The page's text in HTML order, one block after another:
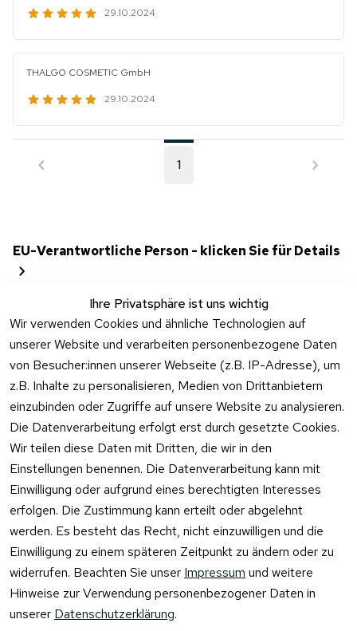
29.10.2024
THALGO COSMETIC GmbH
29.10.2024
1
EU-Verantwortliche Person - klicken Sie für Details
Ihre Privatsphäre ist uns wichtig
Wir verwenden Cookies und ähnliche Technologien auf
unserer Website und verarbeiten personenbezogene Daten
von Besucher:innen unserer Webseite (z.B. IP-Adresse), um
z.B. Inhalte zu personalisieren, Medien von Drittanbietern
einzubinden oder Zugriffe auf unsere Website zu analysieren.
Die Datenverarbeitung erfolgt erst durch gesetzte Cookies.
Wir teilen diese Daten mit Dritten, die wir in den
Einstellungen benennen. Die Datenverarbeitung kann mit
Einwilligung oder aufgrund eines berechtigten Interesses
erfolgen. Die Zustimmung kann erteilt oder abgelehnt
werden. Es besteht das Recht, nicht einzuwilligen und die
Einwilligung zu einem späteren Zeitpunkt zu ändern oder zu
widerrufen. Beachten Sie unser Impressum und weitere
Hinweise zur Verwendung personenbezogener Daten in
unserer Datenschutzerklärung.
Rechtliches
AGB
Impressum
Datenschutzer
klärung
Barrierefreiheit
serklärung
Kontakt
Kontakt
Registrieren